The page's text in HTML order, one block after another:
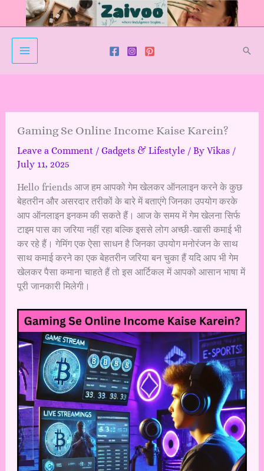
Gaming Se Online Income Kaise Karein?
Leave a Comment / Gadgets & Lifestyle/ By Vikas /
July 11, 2025
Hello friends आज हम आपको गेम खेलकर ऑनलाइन करने के कुछ
बेहतरीन और असरदार तरीकों के बारे में बताएंगे जिनका उपयोग करके
आप ऑनलाइन इनकम की सकते हैं। आज के समय में गेम खेलना सिर्फ
टाइम पास का जरिया नहीं रहा बल्कि इससे लोग अच्छी-खासी कमाई भी
कर रहे हैं। गेमिंग एक ऐसा साधन है जिनका उपयोग मनोरंजन के साथ
साथ कमाई करने का एक बेहतरीन जरिया बन चुका हैं यदि आप भी गेम
खेलकर पैसा कमाना चाहते हैं तो इस आर्टिकल में आपको आसान भाषा में
पूरी जानकारी मिलेगी।